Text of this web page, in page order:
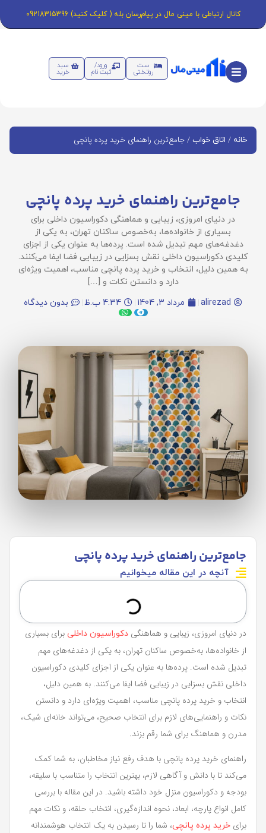
کانال ارتباطی با مینی مال در پیام‌رسان بله ( کلیک کنید) 09218315396
ست
روتختی
ورود/
ثبت نام
سبد
خرید
خانه / اتاق خواب / جامع‌ترین راهنمای خرید پرده پانچی
جامع‌ترین راهنمای خرید پرده پانچی
در دنیای امروزی، زیبایی و هماهنگی دکوراسیون داخلی برای
بسیاری از خانواده‌ها، به‌خصوص ساکنان تهران، به یکی از
دغدغه‌های مهم تبدیل شده است. پرده‌ها به عنوان یکی از اجزای
کلیدی دکوراسیون داخلی نقش بسزایی در زیبایی فضا ایفا می‌کنند.
به همین دلیل، انتخاب و خرید پرده پانچی مناسب، اهمیت ویژه‌ای
دارد و دانستن نکات و […]
alirezad
مرداد 3, 1404 4:34 ب.ظ بدون دیدگاه
جامع‌ترین راهنمای خرید پرده پانچی
آنچه در این مقاله میخوانیم
در دنیای امروزی، زیبایی و هماهنگی دکوراسیون داخلی برای بسیاری
از خانواده‌ها، به‌خصوص ساکنان تهران، به یکی از دغدغه‌های مهم
تبدیل شده است. پرده‌ها به عنوان یکی از اجزای کلیدی دکوراسیون
داخلی نقش بسزایی در زیبایی فضا ایفا می‌کنند. به همین دلیل،
انتخاب و خرید پرده پانچی مناسب، اهمیت ویژه‌ای دارد و دانستن
نکات و راهنمایی‌های لازم برای انتخاب صحیح، می‌تواند خانه‌ای شیک،
مدرن و هماهنگ برای شما رقم بزند.
راهنمای خرید پرده پانچی با هدف رفع نیاز مخاطبان، به شما کمک
می‌کند تا با دانش و آگاهی لازم، بهترین انتخاب را متناسب با سلیقه،
بودجه و دکوراسیون منزل خود داشته باشید. در این مقاله با بررسی
کامل انواع پارچه، ابعاد، نحوه اندازه‌گیری، انتخاب حلقه، و نکات مهم
برای خرید پرده پانچی، شما را تا رسیدن به یک انتخاب هوشمندانه